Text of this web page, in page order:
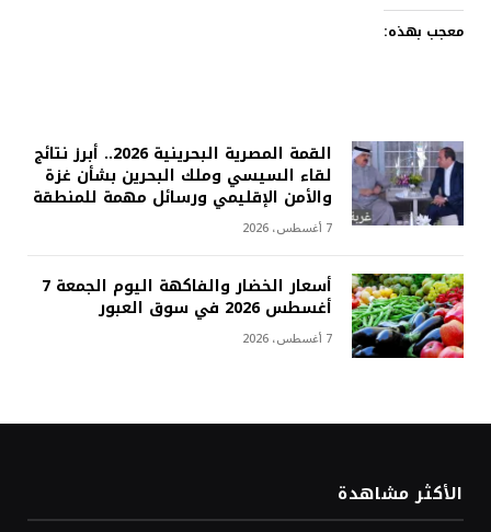
معجب بهذه:
القمة المصرية البحرينية 2026.. أبرز نتائج
لقاء السيسي وملك البحرين بشأن غزة
والأمن الإقليمي ورسائل مهمة للمنطقة
7 أغسطس، 2026
أسعار الخضار والفاكهة اليوم الجمعة 7
أغسطس 2026 في سوق العبور
7 أغسطس، 2026
الأكثر مشاهدة